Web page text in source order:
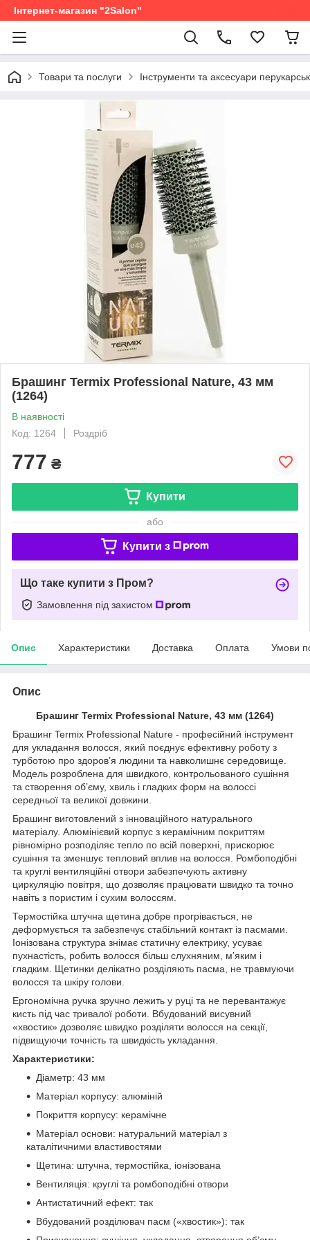
Інтернет-магазин "2Salon"
Товари та послуги Інструменти та аксесуари
Брашинг Termix Professional Nature, 43 мм
(1264)
В наявності
Код: 1264
Роздріб
777 ₴
Купити
або
Купити з
Що таке купити з Пром?
Замовлення під захистом
Опис Характеристики Доставка Оплата Умови
Опис
Брашинг Termix Professional Nature, 43 мм (1264)
Брашинг Termix Professional Nature - професійний інструмент
для укладання волосся, який поєднує ефективну роботу з
турботою про здоров’я людини та навколишнє середовище.
Модель розроблена для швидкого, контрольованого сушіння
та створення об’єму, хвиль і гладких форм на волоссі
середньої та великої довжини.
Брашинг виготовлений з інноваційного натурального
матеріалу. Алюмінієвий корпус з керамічним покриттям
рівномірно розподіляє тепло по всій поверхні, прискорює
сушіння та зменшує тепловий вплив на волосся. Ромбоподібні
та круглі вентиляційні отвори забезпечують активну
циркуляцію повітря, що дозволяє працювати швидко та точно
навіть з пористим і сухим волоссям.
Термостійка штучна щетина добре прогрівається, не
деформується та забезпечує стабільний контакт із пасмами.
Іонізована структура знімає статичну електрику, усуває
пухнастість, робить волосся більш слухняним, м’яким і
гладким. Щетинки делікатно розділяють пасма, не травмуючи
волосся та шкіру голови.
Ергономічна ручка зручно лежить у руці та не перевантажує
кисть під час тривалої роботи. Вбудований висувний
«хвостик» дозволяє швидко розділяти волосся на секції,
підвищуючи точність та швидкість укладання.
Характеристики:
Діаметр: 43 мм
Матеріал корпусу: алюміній
Покриття корпусу: керамічне
Матеріал основи: натуральний матеріал з
каталітичними властивостями
Щетина: штучна, термостійка, іонізована
Вентиляція: круглі та ромбоподібні отвори
Антистатичний ефект: так
Вбудований розділювач пасм («хвостик»): так